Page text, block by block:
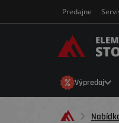
Predajne
Výpredaj